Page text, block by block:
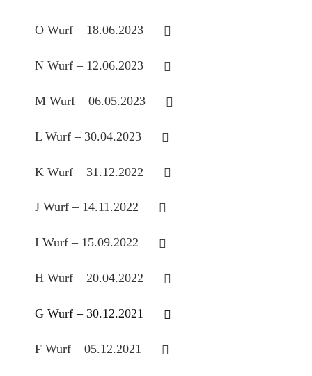
O Wurf – 18.06.2023
N Wurf – 12.06.2023
M Wurf – 06.05.2023
L Wurf – 30.04.2023
K Wurf – 31.12.2022
J Wurf – 14.11.2022
I Wurf – 15.09.2022
H Wurf – 20.04.2022
G Wurf – 30.12.2021
F Wurf – 05.12.2021